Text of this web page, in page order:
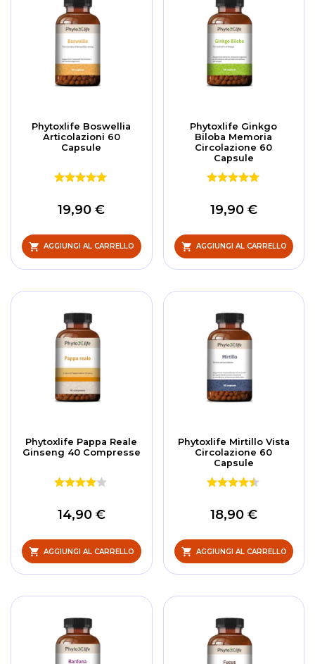
Phytoxlife Boswellia
Articolazioni 60
Capsule
19,90 €
AGGIUNGI AL CARRELLO
Phytoxlife Ginkgo
Biloba Memoria
Circolazione 60
Capsule
19,90 €
AGGIUNGI AL CARRELLO
Phytoxlife Pappa Reale
Ginseng 40 Compresse
14,90 €
AGGIUNGI AL CARRELLO
Phytoxlife Mirtillo Vista
Circolazione 60
Capsule
18,90 €
AGGIUNGI AL CARRELLO